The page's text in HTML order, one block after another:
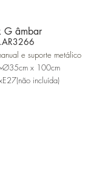
G âmbar
e suporte metálico
x 100cm
incluída)